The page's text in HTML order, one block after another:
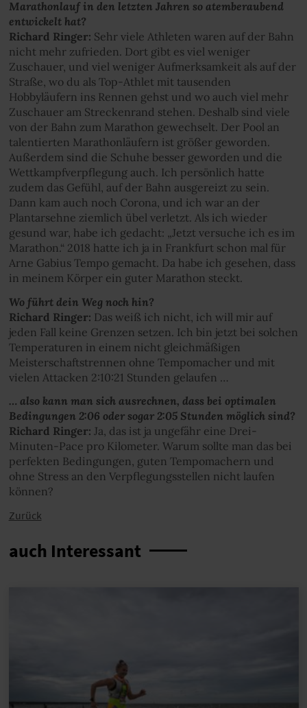
Marathonlauf in den letzten Jahren so atemberaubend
entwickelt hat?
Richard Ringer: Sehr viele Athleten waren auf der Bahn
nicht mehr zufrieden. Dort gibt es viel weniger
Zuschauer, und viel weniger Aufmerksamkeit als auf der
Straße, wo du als Top-Athlet mit tausenden
Hobbyläufern ins Rennen gehst und wo auch viel mehr
Zuschauer am Streckenrand stehen. Deshalb sind viele
von der Bahn zum Marathon gewechselt. Der Pool an
talentierten Marathonläufern ist größer geworden.
Außerdem sind die Schuhe besser geworden und die
Wettkampfverpflegung auch. Ich persönlich hatte
zudem das Gefühl, auf der Bahn ausgereizt zu sein.
Dann kam auch noch Corona, und ich war an der
Plantarsehne ziemlich übel verletzt. Als ich wieder
gesund war, habe ich gedacht: „Jetzt versuche ich es im
Marathon.“ 2018 hatte ich ja in Frankfurt schon mal für
Arne Gabius Tempo gemacht. Da habe ich gesehen, dass
in meinem Körper ein guter Marathon steckt.
Wo führt dein Weg noch hin?
Richard Ringer: Das weiß ich nicht, ich will mir auf
jeden Fall keine Grenzen setzen. Ich bin jetzt bei solchen
Temperaturen in einem nicht gleichmäßigen
Meisterschaftstrennen ohne Tempomacher und mit
vielen Attacken 2:10:21 Stunden gelaufen …
… also kann man sich ausrechnen, dass bei optimalen
Bedingungen 2:06 oder sogar 2:05 Stunden möglich sind?
Richard Ringer: Ja, das ist ja ungefähr eine Drei-
Minuten-Pace pro Kilometer. Warum sollte man das bei
perfekten Bedingungen, guten Tempomachern und
ohne Stress an den Verpflegungsstellen nicht laufen
können?
Zurück
auch Interessant